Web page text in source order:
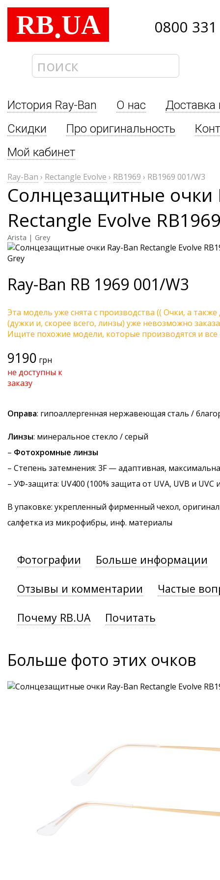
RB.UA 0800
История Ray-Ban О нас
Доставка
Скидки
Про оригинальность
Мой кабинет
Ray-Ban › Rectangle Evolve › RB1969 › RB1969 001/W3
Солнцезащитные очки
Rectangle Evolve
Arista | Grey
Ray-Ban RB 1969 001/W3
Эта модель уже снята с производства (( Очки, а
(дужки и, скорее всего, линзы) уже невозможно
Ищите похожие модели, которые производятся и
9190 грн
не доступны к
заказу
Оправа: гипоаллергенная нержавеющая сталь /
Линзы: минеральное стекло / серый
– Фотохромные линзы
– Степень затемнения: 3F — адаптивная,
– УФ-защита: UV400 (100% защита от UVA, UVB и UVC
В упаковке: укрепленный фирменный чехол,
салфетка из микрофибры, инф. материалы
Фотографии Больше информации
Отзывы и комментарии Частые
Почему RB.UA Почитать
Больше фото этих очков